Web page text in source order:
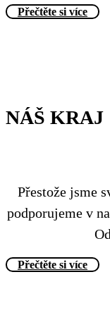
Přečtěte si více
NÁŠ KRAJ
Přestože jsme
podporujeme v
Přečtěte si více